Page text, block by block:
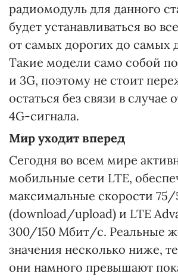
радиомодуль для данного
будет устанавливаться во
от самых дорогих до самых
Такие модели само собой
и 3G, поэтому не стоит
остаться без связи в случае
4G-сигнала.
Мир уходит вперед
Сегодня во всем мире
мобильные сети LTE,
максимальные скорости
(download/upload) и LTE
300/150 Мбит/с. Реальные
значения несколько ниже,
они намного превышают